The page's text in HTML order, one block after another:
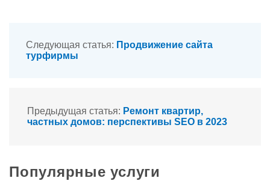
Следующая статья: Продвижение сайта
турфирмы
Предыдущая статья: Ремонт квартир,
частных домов: перспективы SEO в 2023
Популярные услуги